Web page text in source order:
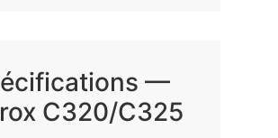
—
C320/C325